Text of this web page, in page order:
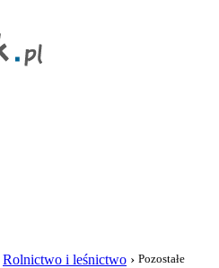
Rolnictwo i leśnictwo › Pozostałe